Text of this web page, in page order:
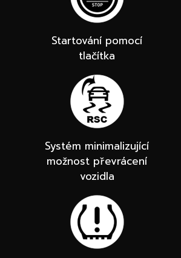
Startování pomocí
tlačítka
Systém minimalizující
možnost převrácení
vozidla